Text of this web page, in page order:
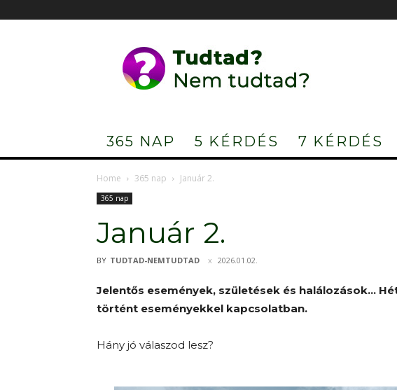
Nem
tudtad?
365 NAP 5 KÉRDÉS 7 KÉRDÉS
Home 365 nap Január 2.
365 nap
Január 2.
BY TUDTAD-NEMTUDTAD 2026.01.02.
Jelentős események, születések és halálozások…
történt eseményekkel kapcsolatban.
Hány jó válaszod lesz?